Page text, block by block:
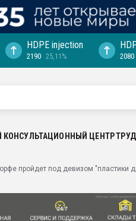
HDPE injection
2190 25,11% 2080
КОНСУЛЬТАЦИОННЫЙ ЦЕНТР
пройдет под девизом "пластики